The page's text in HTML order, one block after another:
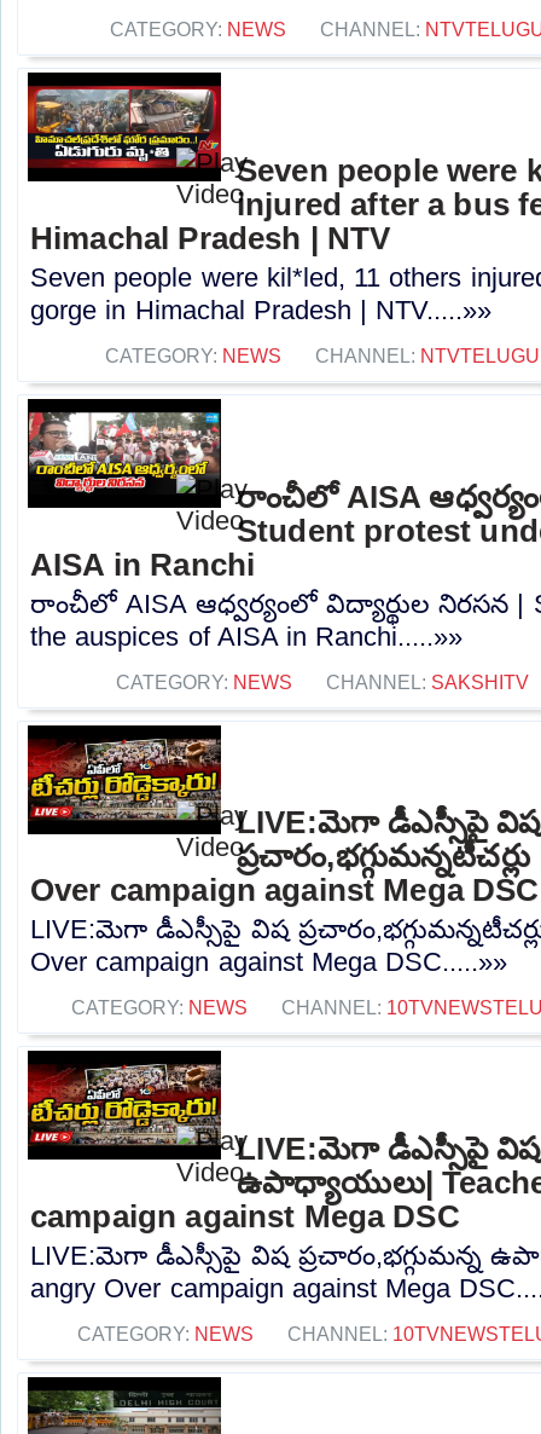
CATEGORY: NEWS CHANNEL:
Seven people were
injured after a bus
Himachal Pradesh | NTV
Seven people were kil*led, 11 others
gorge in Himachal Pradesh | NTV.....»»
CATEGORY: NEWS CHANNEL: NTVTELUGU
రాంచీలో AISA
Student protest
AISA in Ranchi
రాంచీలో AISA ఆధ్వర్యంలో విద్యార్థుల నిరసన |
the auspices of AISA in Ranchi.....»»
CATEGORY: NEWS CHANNEL: SAKSHITV
LIVE:మెగా డీఎస్సీపై విష
Over campaign against Mega DSC
LIVE:మెగా డీఎస్సీపై విష
Over campaign against Mega DSC.....»»
CATEGORY: NEWS CHANNEL:
LIVE:మెగా డీఎస్సీపై విష
ఉపాధ్యాయులు|
campaign against Mega DSC
LIVE:మెగా డీఎస్సీపై విష ప్రచారం,భగ్గుమన్న
angry Over campaign against Mega
CATEGORY: NEWS CHANNEL: